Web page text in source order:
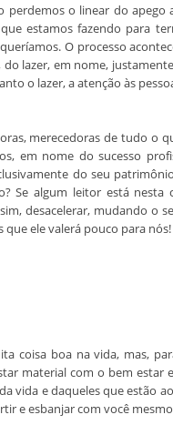
perdemos o linear do
estamos fazendo para
O processo
do lazer, em nome,
o lazer, a atenção às
merecedoras de tudo o
em nome do sucesso
do seu
Se algum leitor está
desacelerar, mudando
ele valerá pouco para nós!
coisa boa na vida, mas,
material com o bem estar
vida e daqueles que estão
e esbanjar com você